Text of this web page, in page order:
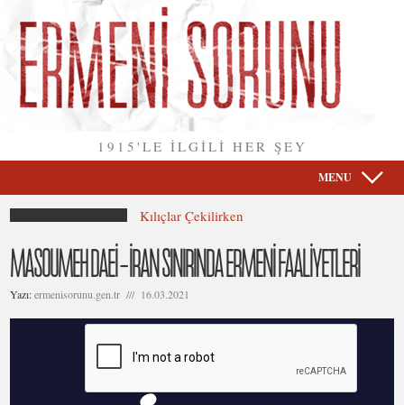
1915'LE İLGİLİ HER ŞEY
MENU
Kılıçlar Çekilirken
MASOUMEH DAEI – İRAN SINIRINDA ERMENI FAALIYETLERI
Yazı:ermenisorunu.gen.tr /// 16.03.2021